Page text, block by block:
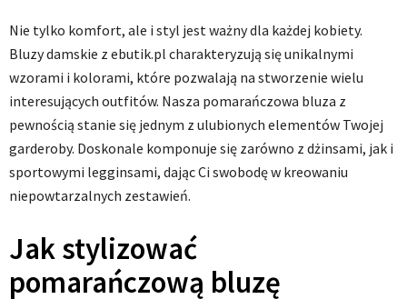
Nie tylko komfort, ale i styl jest ważny dla każdej kobiety.
Bluzy damskie z ebutik.pl charakteryzują się unikalnymi
wzorami i kolorami, które pozwalają na stworzenie wielu
interesujących outfitów. Nasza pomarańczowa bluza z
pewnością stanie się jednym z ulubionych elementów Twojej
garderoby. Doskonale komponuje się zarówno z dżinsami, jak i
sportowymi legginsami, dając Ci swobodę w kreowaniu
niepowtarzalnych zestawień.
Jak stylizować
pomarańczową bluzę